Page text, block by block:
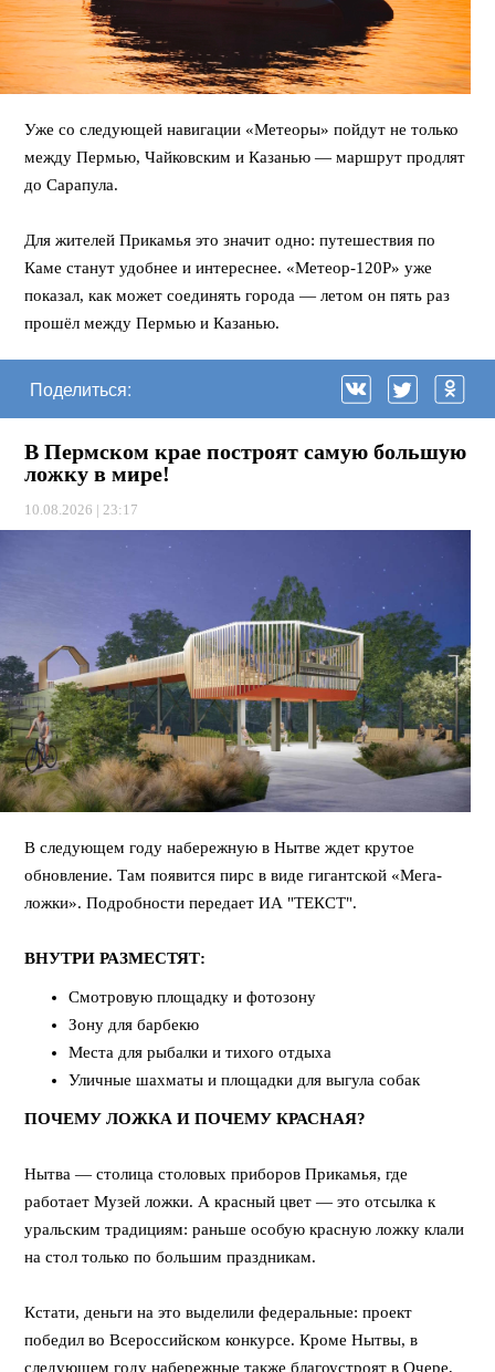
Уже со следующей навигации «Метеоры» пойдут не только
между Пермью, Чайковским и Казанью — маршрут продлят
до Сарапула.
Для жителей Прикамья это значит одно: путешествия по
Каме станут удобнее и интереснее. «Метеор-120Р» уже
показал, как может соединять города — летом он пять раз
прошёл между Пермью и Казанью.
Поделиться:
В Пермском крае построят самую большую
ложку в мире!
10.08.2026 | 23:17
В следующем году набережную в Нытве ждет крутое
обновление. Там появится пирс в виде гигантской «Мега-
ложки». Подробности передает ИА "ТЕКСТ".
ВНУТРИ РАЗМЕСТЯТ:
Смотровую площадку и фотозону
Зону для барбекю
Места для рыбалки и тихого отдыха
Уличные шахматы и площадки для выгула собак
ПОЧЕМУ ЛОЖКА И ПОЧЕМУ КРАСНАЯ?
Нытва — столица столовых приборов Прикамья, где
работает Музей ложки. А красный цвет — это отсылка к
уральским традициям: раньше особую красную ложку клали
на стол только по большим праздникам.
Кстати, деньги на это выделили федеральные: проект
победил во Всероссийском конкурсе. Кроме Нытвы, в
следующем году набережные также благоустроят в Очере,